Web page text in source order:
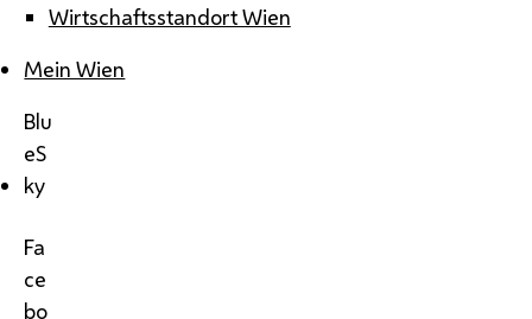
Wirtschaftsstandort Wien
Mein Wien
Blu
eS
ky
Fa
ce
bo